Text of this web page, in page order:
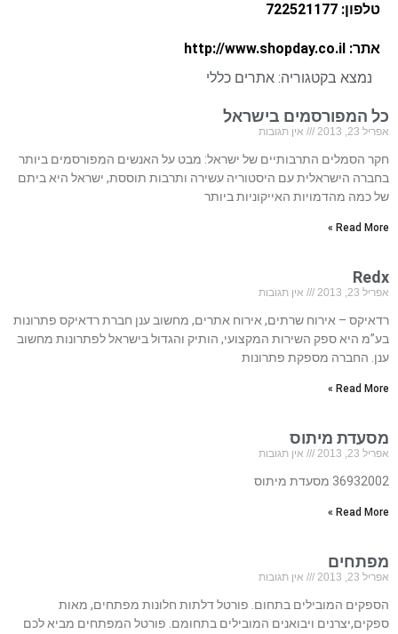
טלפון: 722521177
אתר: http://www.shopday.co.il
נמצא בקטגוריה: אתרים כללי
כל המפורסמים בישראל
אפריל 23, 2013 אין תגובות
חקר הסמלים התרבותיים של ישראל: מבט על האנשים המפורסמים ביותר
בחברה הישראלית עם היסטוריה עשירה ותרבות תוססת, ישראל היא ביתם
של כמה מהדמויות האייקוניות ביותר
Read More »
Redx
אפריל 23, 2013 אין תגובות
רדאיקס – אירוח שרתים, אירוח אתרים, מחשוב ענן חברת רדאיקס פתרונות
בע”מ היא ספק השירות המקצועי, הותיק והגדול בישראל לפתרונות מחשוב
ענן. החברה מספקת פתרונות
Read More »
מסעדת מיתוס
אפריל 23, 2013 אין תגובות
36932002 מסעדת מיתוס
Read More »
מפתחים
אפריל 23, 2013 אין תגובות
הספקים המובילים בתחום. פורטל דלתות חלונות מפתחים, מאות
ספקים,יצרנים ויבואנים המובילים בתחומם. פורטל המפתחים מביא לכם